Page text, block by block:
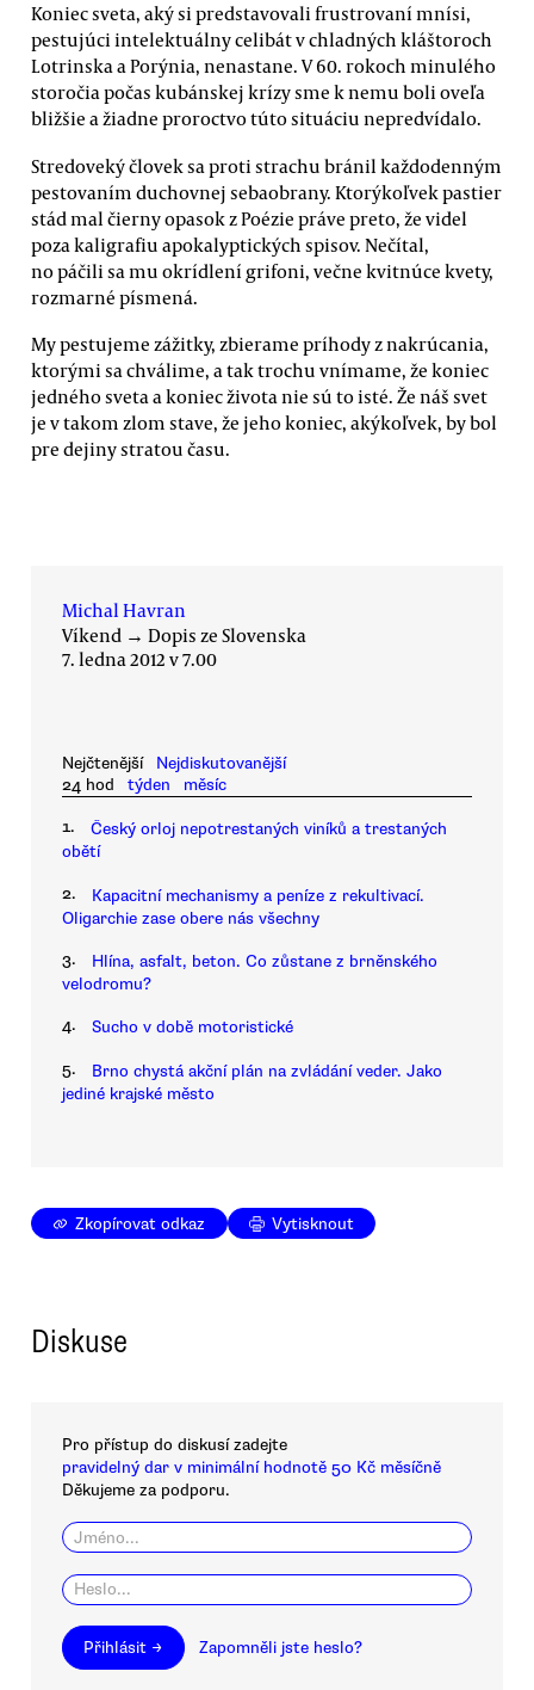
Koniec sveta, aký si predstavovali frustrovaní mnísi,
pestujúci intelektuálny celibát v chladných kláštoroch
Lotrinska a Porýnia, nenastane. V 60. rokoch minulého
storočia počas kubánskej krízy sme k nemu boli oveľa
bližšie a žiadne proroctvo túto situáciu nepredvídalo.
Stredoveký človek sa proti strachu bránil každodenným
pestovaním duchovnej sebaobrany. Ktorýkoľvek pastier
stád mal čierny opasok z Poézie práve preto, že videl
poza kaligrafiu apokalyptických spisov. Nečítal,
no páčili sa mu okrídlení grifoni, večne kvitnúce kvety,
rozmarné písmená.
My pestujeme zážitky, zbierame príhody z nakrúcania,
ktorými sa chválime, a tak trochu vnímame, že koniec
jedného sveta a koniec života nie sú to isté. Že náš svet
je v takom zlom stave, že jeho koniec, akýkoľvek, by bol
pre dejiny stratou času.
Michal Havran
Víkend → Dopis ze Slovenska
7. ledna 2012 v 7.00
Nejčtenější
Nejdiskutovanější
24 hod
týden měsíc
1.
Český orloj nepotrestaných viníků a trestaných
obětí
2.
Kapacitní mechanismy a peníze z rekultivací.
Oligarchie zase obere nás všechny
3.
Hlína, asfalt, beton. Co zůstane z brněnského
velodromu?
4. Sucho v době motoristické
5.
Brno chystá akční plán na zvládání veder. Jako
jediné krajské město
Zkopírovat odkaz Vytisknout
Diskuse
Pro přístup do diskusí zadejte
pravidelný dar v minimální hodnotě 50 Kč měsíčně
Děkujeme za podporu.
Přihlásit → Zapomněli jste heslo?